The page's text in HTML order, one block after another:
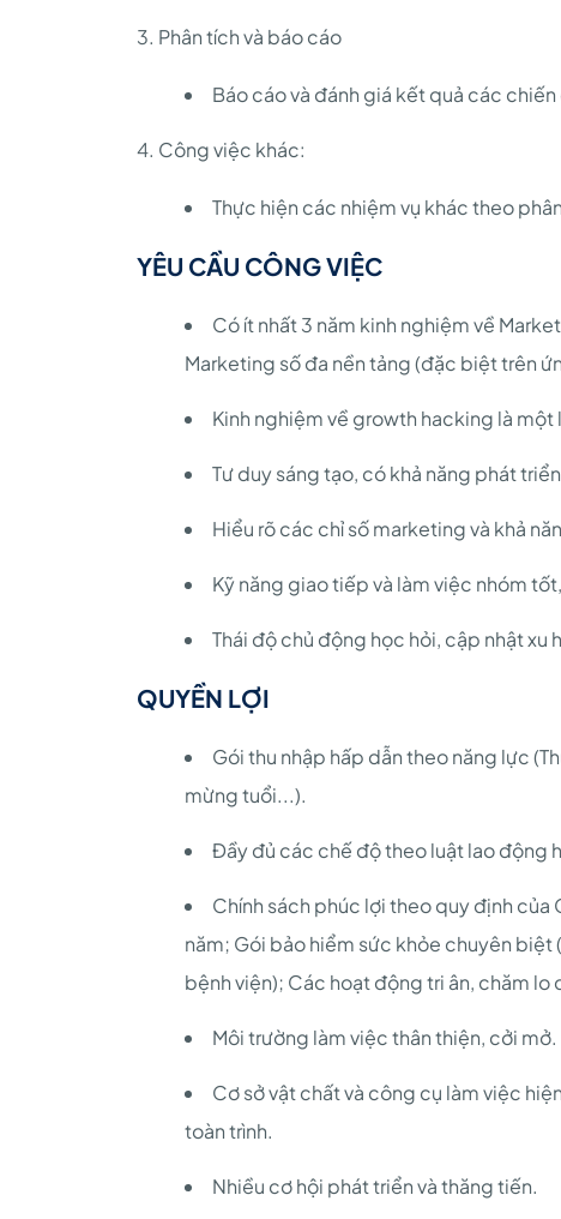
3. Phân tích và báo cáo
Báo cáo và đánh giá kết quả các
4. Công việc khác:
Thực hiện các nhiệm vụ khác theo
YÊU CẦU CÔNG VIỆC
Có ít nhất 3 năm kinh nghiệm về
Marketing số đa nền tảng (đặc biệt trên
Kinh nghiệm về growth hacking là một
Tư duy sáng tạo, có khả năng phát
Hiểu rõ các chỉ số marketing và khả
Kỹ năng giao tiếp và làm việc nhóm
Thái độ chủ động học hỏi, cập nhật
QUYỀN LỢI
Gói thu nhập hấp dẫn theo năng lực
mừng tuổi...).
Đầy đủ các chế độ theo luật lao động
Chính sách phúc lợi theo quy định
năm; Gói bảo hiểm sức khỏe chuyên biệt
bệnh viện); Các hoạt động tri ân, chăm lo
Môi trường làm việc thân thiện, cởi mở.
Cơ sở vật chất và công cụ làm việc
toàn trình.
Nhiều cơ hội phát triển và thăng tiến.